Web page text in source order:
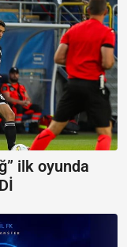
ilk oyunda